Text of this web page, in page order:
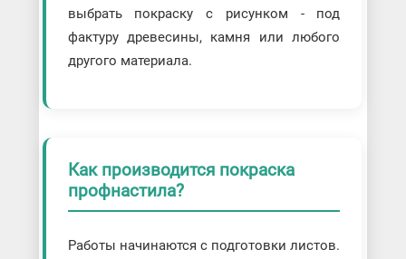
выбрать покраску с рисунком - под
фактуру древесины, камня или любого
другого материала.
Как производится покраска
профнастила?
Работы начинаются с подготовки листов.